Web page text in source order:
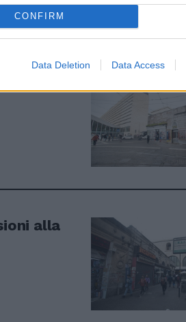
CONFIRM
Data Deletion Data Access
Grave
alla